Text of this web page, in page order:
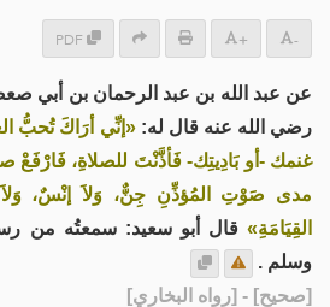
PDF + -
عن عبد الله بن عبد الرحمان بن أبي
رضي الله عنه قال له:«إنِّي أرَاكَ تُحبُّ
غنمك -أو بَادِيتِك- فَأذَّنْتَ للصلاةِ، فَارْفَعْ
مدى صَوْتِ المُؤذِّنِ جِنٌّ، وَلاَ إنْسٌ،
القِيَامَةِ» قال أبو سعيد: سمعتُه من
وسلم .
[صحيح] - [رواه البخاري]